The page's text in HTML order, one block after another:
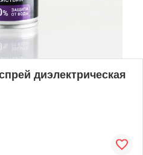
диэлектрическая